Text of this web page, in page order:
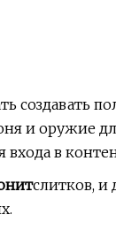
создавать
и оружие
в
слитков, и